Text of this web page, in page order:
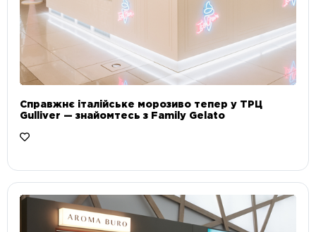
Справжнє італійське морозиво тепер у ТРЦ
Gulliver — знайомтесь з Family Gelato